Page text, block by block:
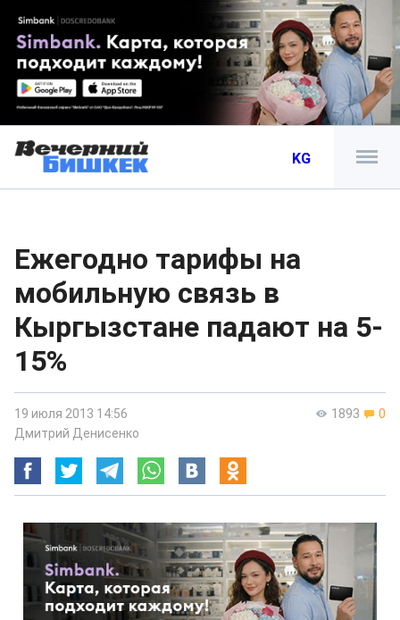
KG
Ежегодно тарифы на
мобильную связь в
Кыргызстане падают на 5-
15%
1893 0
19 июля 2013 14:56
Дмитрий Денисенко